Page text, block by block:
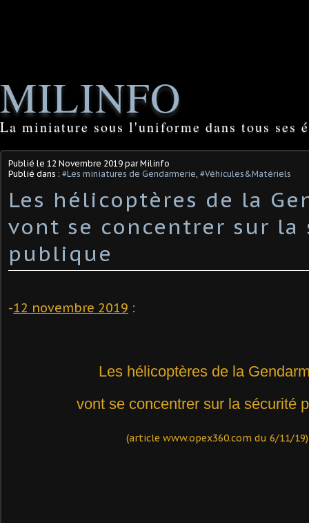
MILINFO
La miniature sous l'uniforme dans tous ses
Publié le 12 Novembre 2019 par Milinfo
Publié dans : #Les miniatures de Gendarmerie, #Véhicules&Matériels
Les hélicoptères de la
vont se concentrer sur la
publique
-12 novembre 2019 :
Les hélicoptères de la
vont se concentrer sur la sécurité
(article www.opex360.com du 6/11/19)